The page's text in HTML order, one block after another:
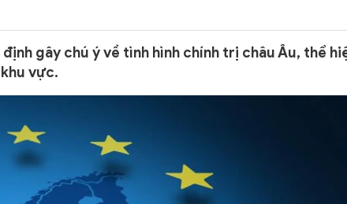
gây chú ý về tình hình chính trị châu Âu, thể
vực.